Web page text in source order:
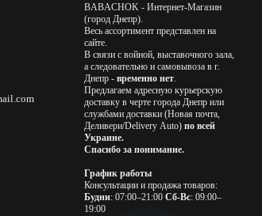
BABACHOK - Интернет-Магазин
(город Днепр).
Весь ассортимент представлен на
сайте.
В связи с войной, выставочного зала,
а следовательно и самовывоза в г.
Днепр - временно нет.
Предлагаем адресную курьерскую
доставку в черте города Днепр или
службами доставки (Новая почта,
Деливери/Delivery Auto) по всей
Украине.
Спасибо за понимание.
График работы
Консультации и продажа товаров:
Будни: 07:00–21:00 Сб-Вс: 09:00–
19:00